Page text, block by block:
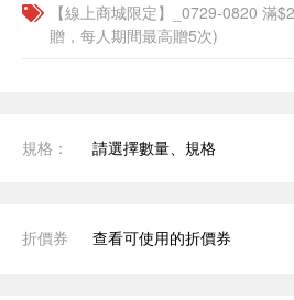
【線上商城限定】_0729-0820 滿
贈，每人期間最高贈5次)
規格： 請選擇數量、規格
折價券 查看可使用的折價券